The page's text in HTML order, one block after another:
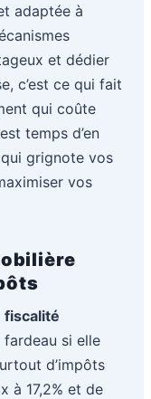
adaptée à
et dédier
c’est ce qui fait
qui coûte
temps d’en
grignote vos
vos
fiscalité
si elle
d’impôts
à 17,2% et de